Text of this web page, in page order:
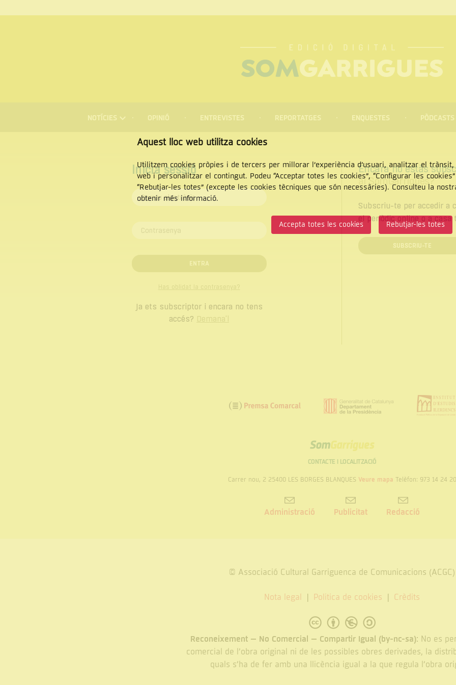
NOTÍCIES OPINIÓ ENTREVISTES REPORTATGES ENQUESTES PÒDCASTS
Inicia sessió
ENTRA
Has oblidat la contrasenya?
Ja ets subscriptor i encara no tens
accés? Demana'l
Encara no estàs
al SomGarrigues?
Subscriu-te per accedir a
el periòdic online o a casa
SUBSCRIU-TE
Premsa
Generalitat
Departament
Presidència
Som
Garrigues
CONTACTE I LOCALITZACIÓ
Carrer nou, 2 25400 LES BORGES BLANQUES Veure mapa Telèfon: 973 14 24 20
Administració Publicitat Redacció
© Associació Cultural Garriguenca de Comunicacions (ACGC)
Nota legal Politica de cookies Crèdits
Reconeixement – No Comercial – Compartir Igual (by-nc-sa): No es
comercial de l’obra original ni de les possibles obres derivades, la
quals s’ha de fer amb una llicència igual a la que regula l’obra
Aquest lloc web utilitza cookies
Utilitzem cookies pròpies i de tercers per millorar l’experiència d’usuari, analitzar el
web i personalitzar el contingut. Podeu “Acceptar totes les cookies”, “Configurar les
“Rebutjar-les totes” (excepte les cookies tècniques que són necessàries). Consulteu la
obtenir més informació.
Accepta totes les cookies Rebutjar-les totes